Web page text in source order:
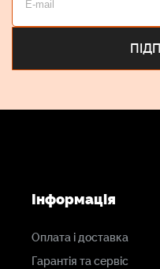
Інформація
Оплата і доставка
Гарантія та сервіс